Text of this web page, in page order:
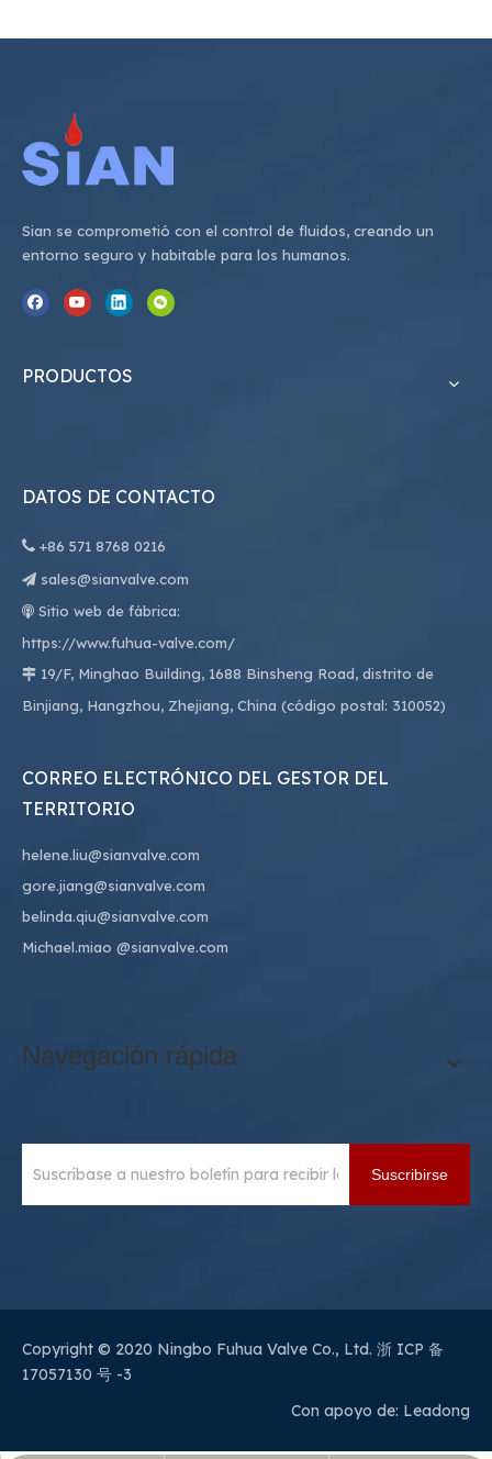
Sian se comprometió con el control de fluidos, creando un
entorno seguro y habitable para los humanos.
PRODUCTOS
DATOS DE CONTACTO
 +86 571 8768 0216
 sales@sianvalve.com
 Sitio web de fábrica:
https://www.fuhua-valve.com/
 19/F, Minghao Building, 1688 Binsheng Road, distrito de
Binjiang, Hangzhou, Zhejiang, China (código postal: 310052)
CORREO ELECTRÓNICO DEL GESTOR DEL
TERRITORIO
helene.liu@sianvalve.com
gore.jiang@sianvalve.com
belinda.qiu@sianvalve.com
Michael.miao @sianvalve.com
Navegación rápida
Suscribirse
Copyright © 2020 Ningbo Fuhua Valve Co., Ltd. 浙 ICP 备
17057130 号 -3
Con apoyo de: Leadong